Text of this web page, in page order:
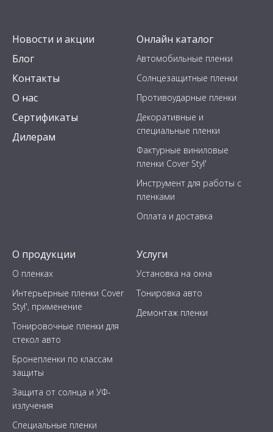
Новости и акции
Блог
Контакты
О нас
Сертификаты
Дилерам
Онлайн каталог
Автомобильные пленки
Солнцезащитные пленки
Противоударные пленки
Декоративные и
специальные пленки
Фактурные виниловые
пленки Cover Styl'
Инструмент для работы с
пленками
Оплата и доставка
О продукции
О пленках
Интерьерные пленки Cover
Styl', применение
Тонировочные пленки для
стекол авто
Бронепленки по классам
защиты
Защита от солнца и УФ-
излучения
Специальные пленки
Услуги
Установка на окна
Тонировка авто
Демонтаж пленки